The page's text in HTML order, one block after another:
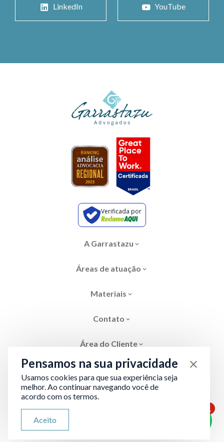
LinkedIn YouTube
Verificada por
A Garrastazu
Áreas de atuação
Materiais
Contato
Área do Cliente
Área restrita 1
Pensamos na sua privacidade
Usamos cookies para que sua experiência seja
melhor. Ao continuar navegando você de
acordo com os termos.
Aceito